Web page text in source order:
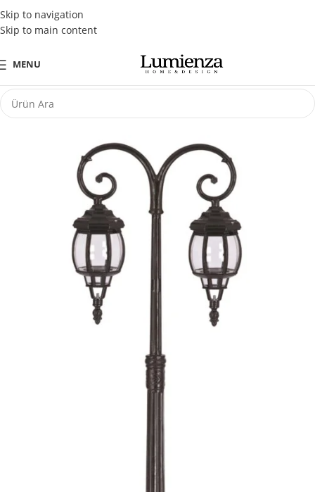
Skip to navigation
Skip to main content
Tüm Kredi Kartlarına Peşin Fiyatına 3 Taksit Fırsatı
MENU